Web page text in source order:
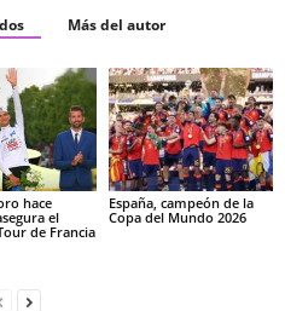
Más del autor
hace
el
de Francia
España, campeón de la
Copa del Mundo 2026